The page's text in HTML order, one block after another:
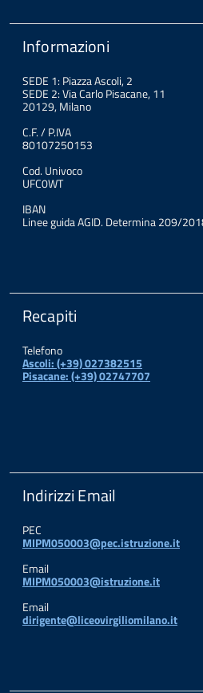
Informazioni
SEDE 1: Piazza Ascoli, 2
SEDE 2: Via Carlo Pisacane, 11
20129, Milano
C.F. / P.IVA
80107250153
Cod. Univoco
UFC0WT
IBAN
Linee guida AGID. Determina 209/
Recapiti
Telefono
Ascoli: (+39) 027382515
Pisacane: (+39) 02747707
Indirizzi Email
PEC
MIPM050003@pec.istruzione.it
Email
MIPM050003@istruzione.it
Email
dirigente@liceovirgiliomilano.it